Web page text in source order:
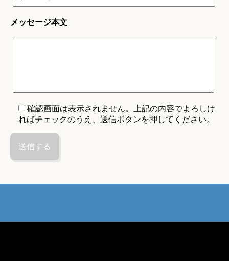
メッセージ本文
確認画面は表示されません。上記の内容でよろしけ
ればチェックのうえ、送信ボタンを押してください。